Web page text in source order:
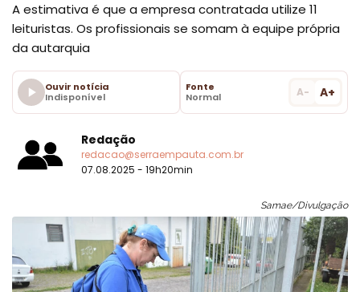
A estimativa é que a empresa contratada utilize 11
leituristas. Os profissionais se somam à equipe própria
da autarquia
Ouvir notícia
Indisponível
Fonte
Normal
A- A+
Redação
redacao@serraempauta.com.br
07.08.2025 - 19h20min
Samae/Divulgação